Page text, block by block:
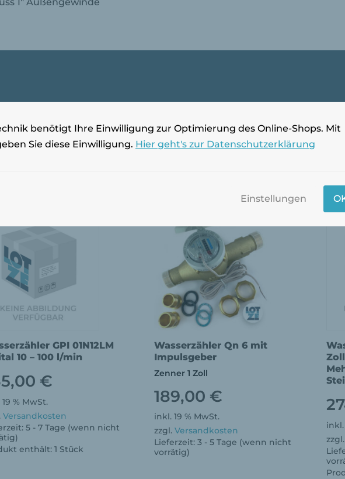
1″ Außengewinde
Jahre) für Kaltwasserzähler
EU
Wasser ohne abrasive Bestandteile!
GPI 01N12LM
10 – 100 l/min
€
% MwSt.
Versandkosten
5 - 7 Tage (wenn nicht
enthält: 1 Stück
Wasserzähler Qn 6 mit
Impulsgeber
Zenner 1 Zoll
189,00 €
inkl. 19 % MwSt.
zzgl.Versandkosten
Lieferzeit:3 - 5 Tage (wenn nicht
vorrätig)
inkl.
benötigt Ihre Einwilligung zur Optimierung des Online-Shops. Mit
Sie diese Einwilligung. Hier geht's zur Datenschutzerklärung
Einstellungen